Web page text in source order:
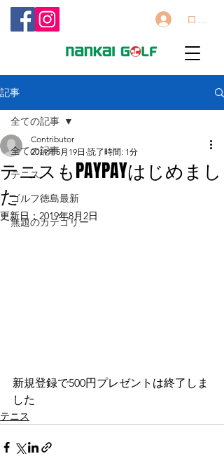
ログイン
記事
全ての記事
テニス
ゴルフ徳島最新
無題のカテゴリー
全ての記事
テニスもPAYPAYはじめまし
た
Contributor
2019年5月19日 読了時間: 1分
更新日： 2019年8月2日
新規登録で500円プレゼントは終了しま
した
テニス